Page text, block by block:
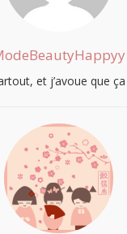
et j’avoue que